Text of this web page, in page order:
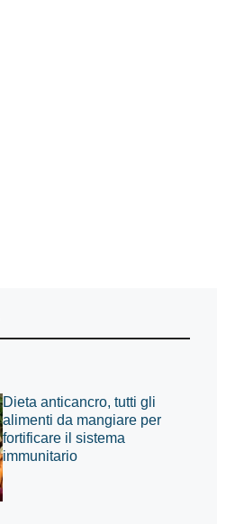
Dieta anticancro, tutti gli
alimenti da mangiare per
fortificare il sistema
immunitario